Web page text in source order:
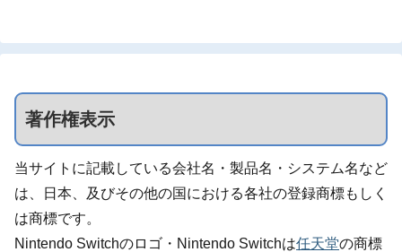
著作権表示
当サイトに記載している会社名・製品名・システム名など
は、日本、及びその他の国における各社の登録商標もしく
は商標です。
Nintendo Switchのロゴ・Nintendo Switchは任天堂の商標